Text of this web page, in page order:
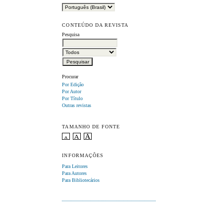
CONTEÚDO DA REVISTA
Pesquisa
Procurar
Por Edição
Por Autor
Por Título
Outras revistas
TAMANHO DE FONTE
INFORMAÇÕES
Para Leitores
Para Autores
Para Bibliotecários